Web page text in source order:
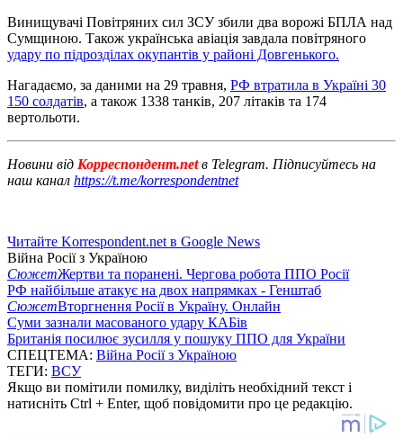
Винищувачі Повітряних сил ЗСУ збили два ворожі БПЛА над
Сумщиною. Також українська авіація завдала повітряного
удару по підрозділах окупантів у районі Довгенького.
Нагадаємо, за даними на 29 травня, РФ втратила в Україні 30
150 солдатів, а також 1338 танків, 207 літаків та 174
вертольоти.
Новини від Корреспондент.netв Telegram. Підписуйтесь на
наш канал https://t.me/korrespondentnet
Читайте Korrespondent.net в Google News
Війна Росії з Україною
СюжетЖертви та поранені. Чергова робота ППО Росії
РФ найбільше атакує на двох напрямках - Генштаб
СюжетВторгнення Росії в Україну. Онлайн
Суми зазнали масованого удару КАБів
Британія посилює зусилля у пошуку ППО для України
СПЕЦТЕМА: Війна Росії з Україною
ТЕГИ: ВСУ
Якщо ви помітили помилку, виділіть необхідний текст і
натисніть Ctrl + Enter, щоб повідомити про це редакцію.